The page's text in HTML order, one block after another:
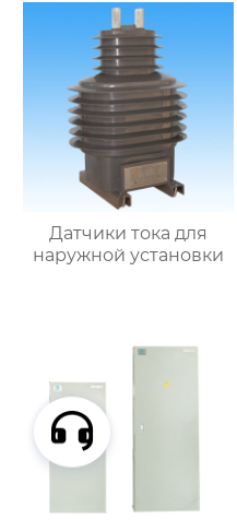
Датчики тока для
наружной установки